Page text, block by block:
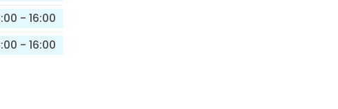
- 16:00
- 16:00